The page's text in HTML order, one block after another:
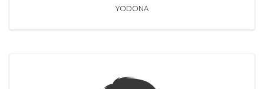
YODONA